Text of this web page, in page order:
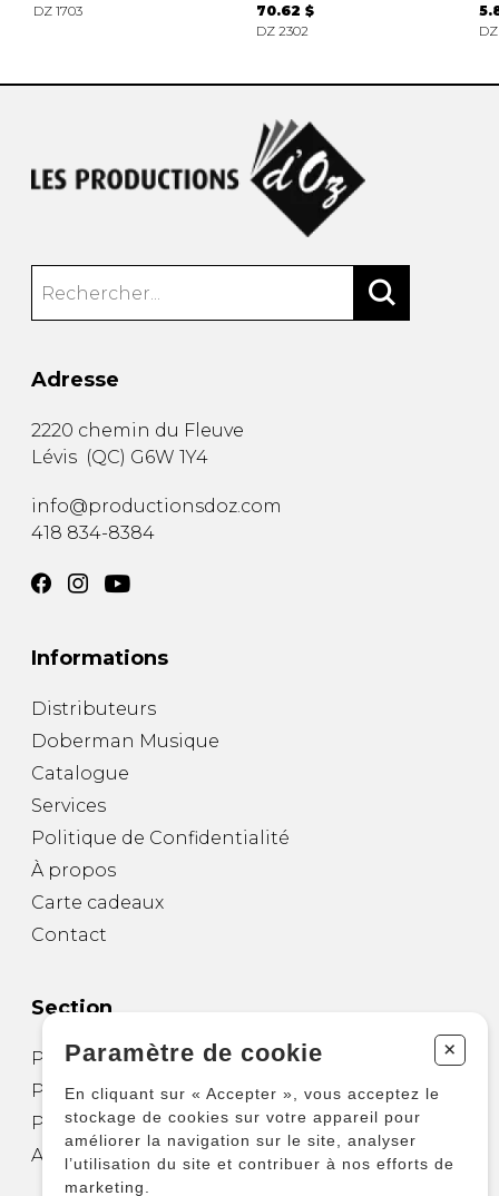
DZ 1703
70.62 $
DZ 2302
DZ
Adresse
2220 chemin du Fleuve
Lévis (QC) G6W 1Y4
info@productionsdoz.com
418 834-8384
Informations
Distributeurs
Doberman Musique
Catalogue
Services
Politique de Confidentialité
À propos
Carte cadeaux
Contact
Section
Partitions pour guitare
Partitions pour autres instruments
Partitions pour ensembles
Autres produits
Paramètre de cookie +
En cliquant sur « Accepter », vous acceptez le
stockage de cookies sur votre appareil pour
améliorer la navigation sur le site, analyser
l’utilisation du site et contribuer à nos efforts de
marketing.